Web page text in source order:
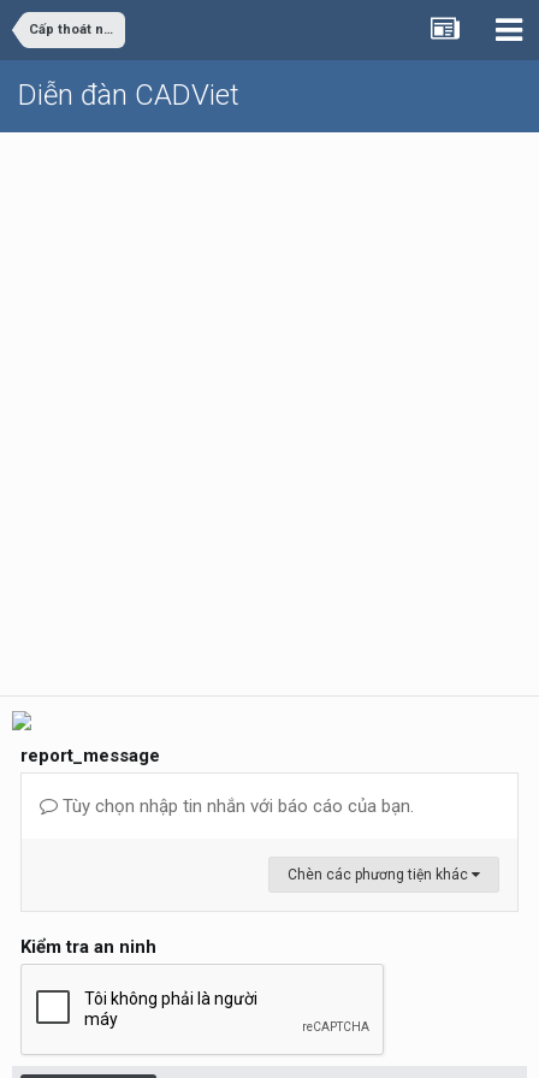
Cấp thoát nước
Diễn đàn CADViet
report_message
Tùy chọn nhập tin nhắn với báo cáo của bạn.
Chèn các phương tiện khác
Kiểm tra an ninh